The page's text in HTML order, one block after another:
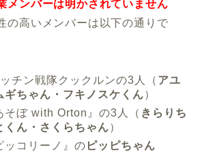
メンバーは明かされていません
の高いメンバーは以下の通りで
チン戦隊クックルンの3人（ アユ
ギちゃん・フキノスケくん）
そぼ with Orton』の3人（ きらりち
くん・さくらちゃん）
ッコリーノ』の ピッピちゃん